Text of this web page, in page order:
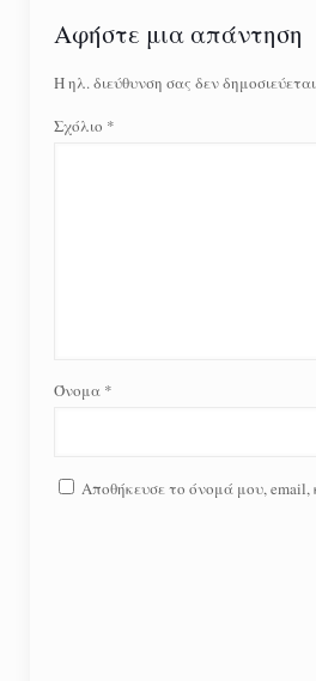
Αφήστε μια απάντηση
Η ηλ. διεύθυνση σας δεν
Σχόλιο *
Όνομα *
Αποθήκευσε το όνομά μου,